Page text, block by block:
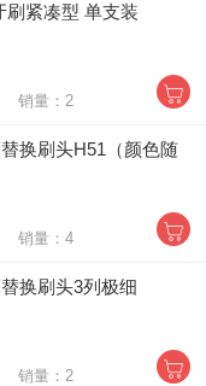
刷紧凑型 单支装
销量：2
换刷头H51（颜色随
销量：4
换刷头3列极细
销量：2